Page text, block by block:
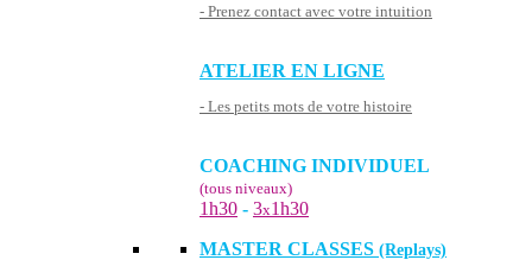
- Prenez contact avec votre intuition
ATELIER EN LIGNE
- Les petits mots de votre histoire
COACHING INDIVIDUEL
(tous niveaux)
1h30 - 3x1h30
MASTER CLASSES (Replays)